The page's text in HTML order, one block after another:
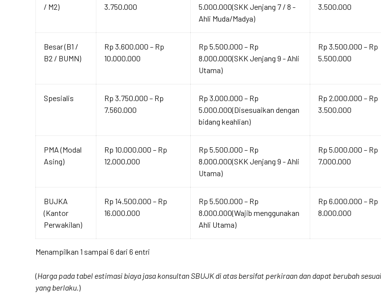
/ M2)
3.750.000
5.000.000(SKK Jenjang 7 / 8 -
Ahli Muda/Madya)
3.500.000
Besar (B1 /
B2 / BUMN)
Rp 3.600.000 – Rp
10.000.000
Rp 5.500.000 – Rp
8.000.000(SKK Jenjang 9 - Ahli
Utama)
Rp 3.500.000 – Rp
5.500.000
Spesialis
Rp 3.750.000 – Rp
7.560.000
Rp 3.000.000 – Rp
5.000.000(Disesuaikan dengan
bidang keahlian)
Rp 2.000.000 – Rp
3.500.000
PMA (Modal
Asing)
Rp 10.000.000 – Rp
12.000.000
Rp 5.500.000 – Rp
8.000.000(SKK Jenjang 9 - Ahli
Utama)
Rp 5.000.000 – Rp
7.000.000
BUJKA
(Kantor
Perwakilan)
Rp 14.500.000 – Rp
16.000.000
Rp 5.500.000 – Rp
8.000.000(Wajib menggunakan
Ahli Utama)
Rp 6.000.000 – Rp
8.000.000
Menampilkan 1 sampai 6 dari 6 entri
(Harga pada tabel estimasi biaya jasa konsultan SBUJK di atas bersifat perkiraan dan dapat berubah
yang berlaku.)